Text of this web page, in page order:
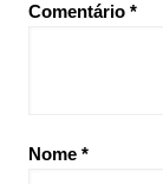
Comentário *
Nome *